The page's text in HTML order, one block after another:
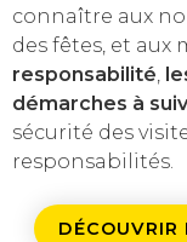
connaître aux
des fêtes, et aux
responsabilité,
démarches à
sécurité des
responsabilités.
DÉCOUVRIR